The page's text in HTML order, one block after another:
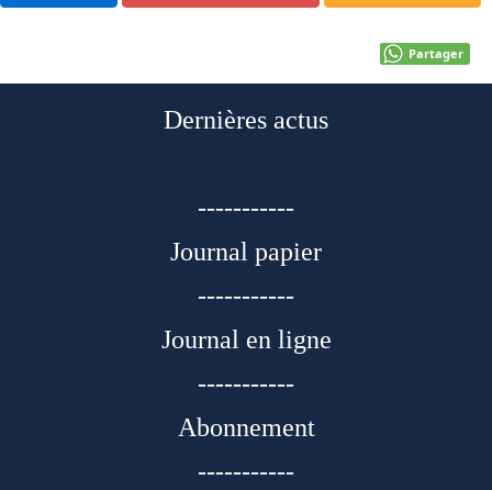
Partager
Dernières actus
-----------
Journal papier
-----------
Journal en ligne
-----------
Abonnement
-----------